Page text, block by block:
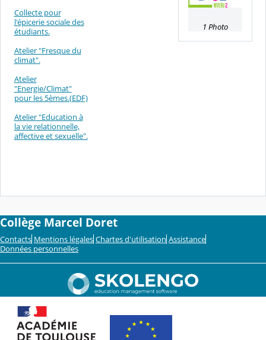
Collecte pour
l'épicerie sociale des
étudiants.
Atelier "Fresque du
climat".
Atelier
"Energie/Climat"
pour les 5èmes.(EDF)
Atelier "Education à
la vie relationnelle,
affective et sexuelle".
1 Photo
Collège Marcel Doret
Contacts Mentions légales Chartes d'utilisation Assistance
Données personnelles